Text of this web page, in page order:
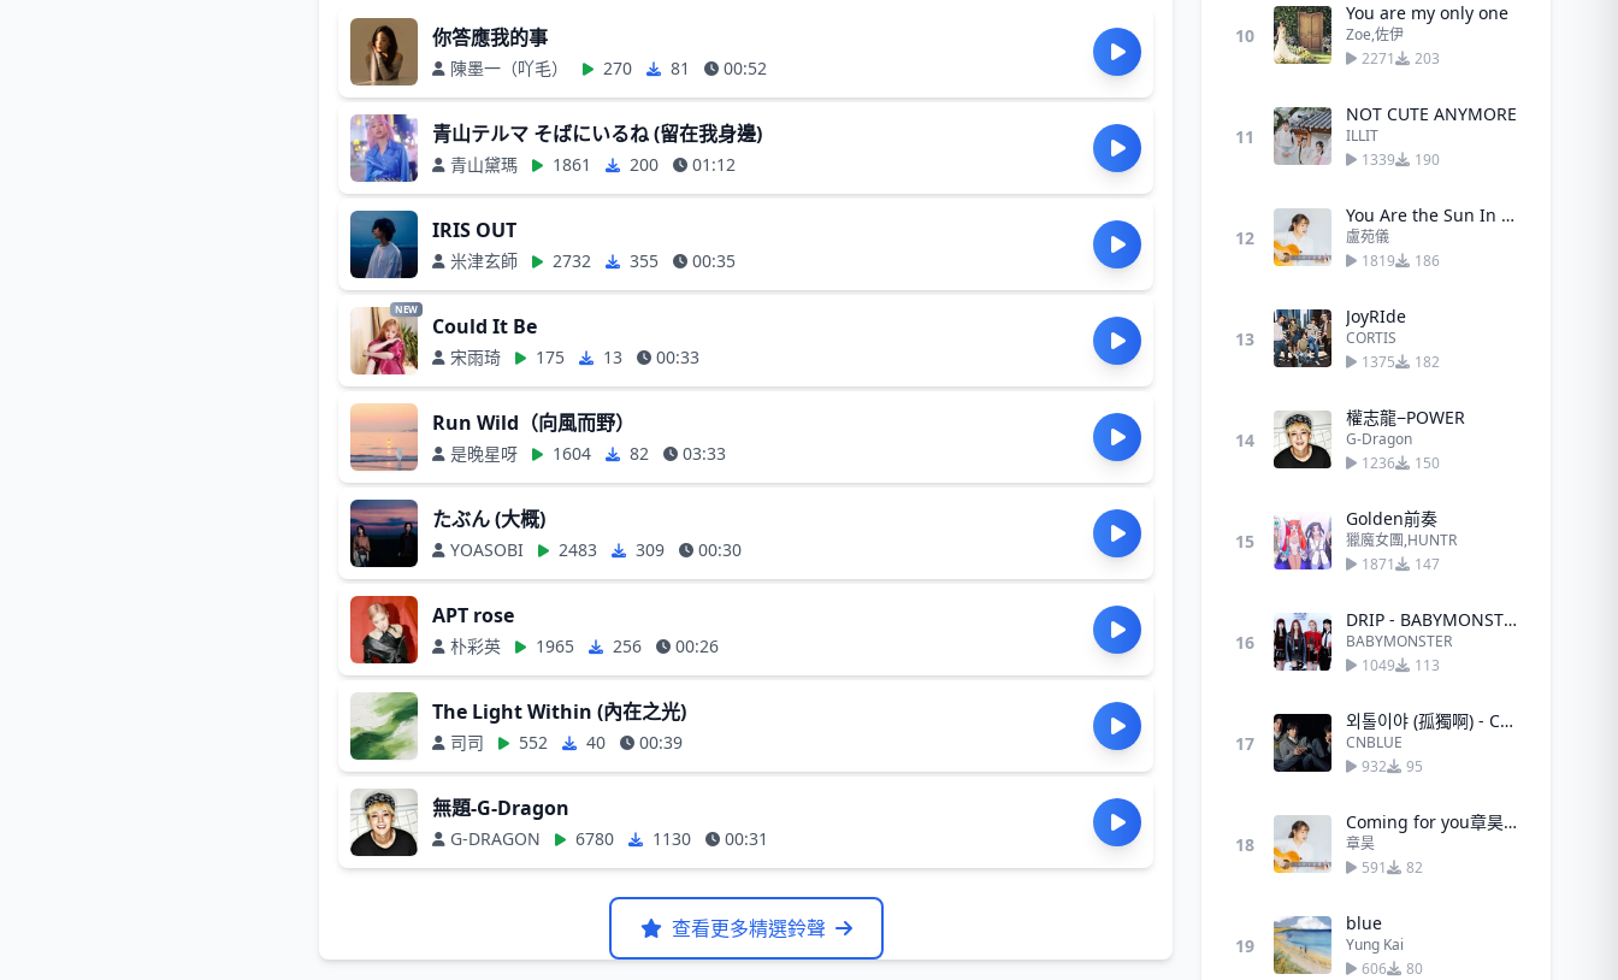
你答應我的事
陳墨一（吖毛） 270 81 00:52
青山テルマ そばにいるね (留在我身邊)
青山黛瑪 1861 200 01:12
IRIS OUT
米津玄師 2732 355 00:35
NEW
Could It Be
宋雨琦 175 13 00:33
Run Wild（向風而野）
是晚星呀 1604 82 03:33
たぶん (大概)
YOASOBI 2483 309 00:30
APT rose
朴彩英 1965 256 00:26
The Light Within (內在之光)
司司 552 40 00:39
無題-G-Dragon
G-DRAGON 6780 1130 00:31
查看更多精選鈴聲
10
You are my only one
Zoe,佐伊
2271
203
11
NOT CUTE ANYMORE
ILLIT
1339
190
12
You Are the Sun In My Life (你似驕陽)
盧苑儀
1819
186
13
JoyRIde
CORTIS
1375
182
14
權志龍−POWER
G-Dragon
1236
150
15
Golden前奏
獵魔女團,HUNTR
1871
147
16
DRIP - BABYMONSTER
BABYMONSTER
1049
113
17
외톨이야 (孤獨啊) - CNBLUE
CNBLUE
932
95
18
Coming for you章昊（驕陽似我ost）
章昊
591
82
19
blue
Yung Kai
606
80